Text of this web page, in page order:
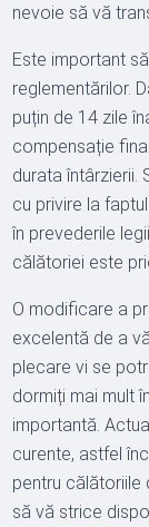
nevoie să vă
Este important
reglementărilor.
puțin de 14 zile
compensație
durata întârzierii.
cu privire la
în prevederile
călătoriei este
O modificare a
excelentă de a
plecare vi se
dormiți mai mult
importantă.
curente, astfel
pentru călătoriile
să vă strice